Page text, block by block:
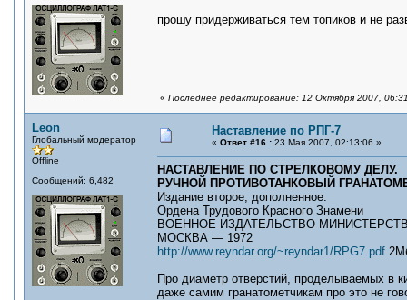
прошу придерживаться тем топиков и не
« Последнее редактирование: 12 Октября 2007,
Leon
Глобальный модератор
Offline
Сообщений: 6,482
Наставление по РПГ-7
« Ответ #16 : 23 Мая 2007, 02:13:06 »
НАСТАВЛЕНИЕ ПО СТРЕЛКОВОМУ ДЕЛУ.
РУЧНОЙ ПРОТИВОТАНКОВЫЙ
Издание второе, дополненное.
Ордена Трудового Красного Знамени
ВОЕННОЕ ИЗДАТЕЛЬСТВО
МОСКВА — 1972
http://www.reyndar.org/~reyndar1/RPG7.pdf
Про диаметр отверстий, проделываемых в
даже самим гранатометчикам про это не